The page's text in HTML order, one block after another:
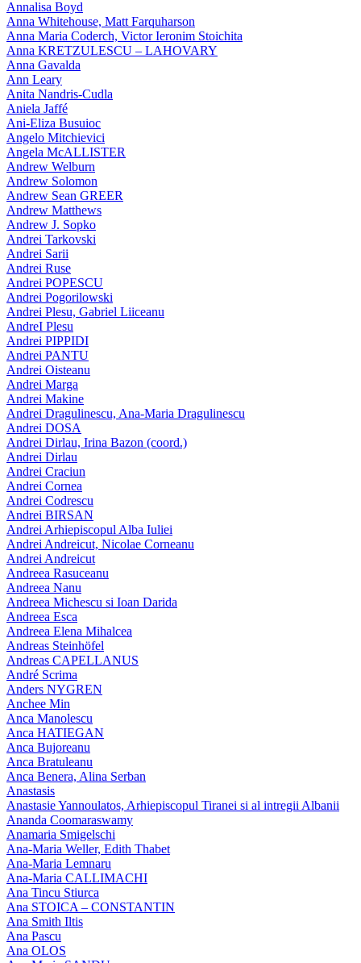
Annalisa Boyd
Anna Whitehouse, Matt Farquharson
Anna Maria Coderch, Victor Ieronim Stoichita
Anna KRETZULESCU – LAHOVARY
Anna Gavalda
Ann Leary
Anita Nandris-Cudla
Aniela Jaffé
Ani-Eliza Busuioc
Angelo Mitchievici
Angela McALLISTER
Andrew Welburn
Andrew Solomon
Andrew Sean GREER
Andrew Matthews
Andrew J. Sopko
Andrei Tarkovski
Andrei Sarii
Andrei Ruse
Andrei POPESCU
Andrei Pogorilowski
Andrei Plesu, Gabriel Liiceanu
AndreI Plesu
Andrei PIPPIDI
Andrei PANTU
Andrei Oisteanu
Andrei Marga
Andrei Makine
Andrei Dragulinescu, Ana-Maria Dragulinescu
Andrei DOSA
Andrei Dirlau, Irina Bazon (coord.)
Andrei Dirlau
Andrei Craciun
Andrei Cornea
Andrei Codrescu
Andrei BIRSAN
Andrei Arhiepiscopul Alba Iuliei
Andrei Andreicut, Nicolae Corneanu
Andrei Andreicut
Andreea Rasuceanu
Andreea Nanu
Andreea Michescu si Ioan Darida
Andreea Esca
Andreea Elena Mihalcea
Andreas Steinhöfel
Andreas CAPELLANUS
André Scrima
Anders NYGREN
Anchee Min
Anca Manolescu
Anca HATIEGAN
Anca Bujoreanu
Anca Bratuleanu
Anca Benera, Alina Serban
Anastasis
Anastasie Yannoulatos, Arhiepiscopul Tiranei si al intregii Albanii
Ananda Coomaraswamy
Anamaria Smigelschi
Ana-Maria Weller, Edith Thabet
Ana-Maria Lemnaru
Ana-Maria CALLIMACHI
Ana Tincu Stiurca
Ana STOICA – CONSTANTIN
Ana Smith Iltis
Ana Pascu
Ana OLOS